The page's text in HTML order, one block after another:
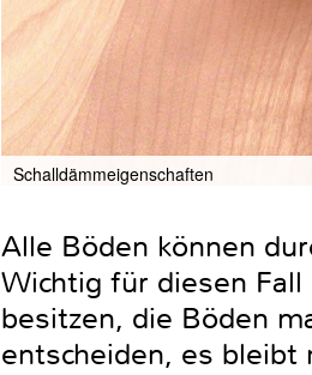
Schalldämmeigenschaften
Alle Böden können
Wichtig für diesen
besitzen, die Böden
entscheiden, es bleibt